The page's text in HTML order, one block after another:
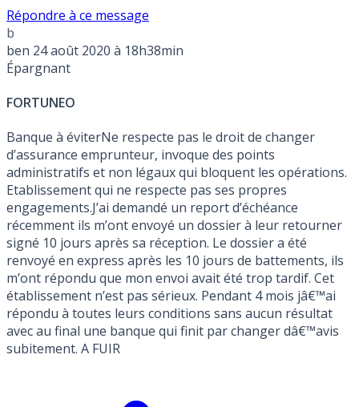
Répondre à ce message
b
ben 24 août 2020 à 18h38min
Épargnant
FORTUNEO
Banque à éviterNe respecte pas le droit de changer
d’assurance emprunteur, invoque des points
administratifs et non légaux qui bloquent les opérations.
Etablissement qui ne respecte pas ses propres
engagements.J’ai demandé un report d’échéance
récemment ils m’ont envoyé un dossier à leur retourner
signé 10 jours après sa réception. Le dossier a été
renvoyé en express après les 10 jours de battements, ils
m’ont répondu que mon envoi avait été trop tardif. Cet
établissement n’est pas sérieux. Pendant 4 mois jâ€™ai
répondu à toutes leurs conditions sans aucun résultat
avec au final une banque qui finit par changer dâ€™avis
subitement. A FUIR